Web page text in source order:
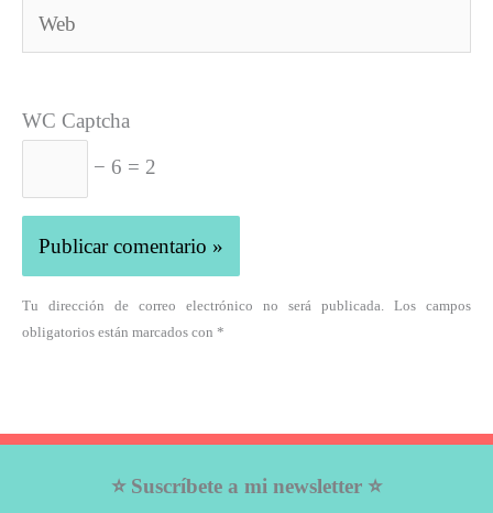
Web
WC Captcha
− 6 = 2
Tu dirección de correo electrónico no será publicada. Los campos
obligatorios están marcados con *
⭐ Suscríbete a mi newsletter ⭐